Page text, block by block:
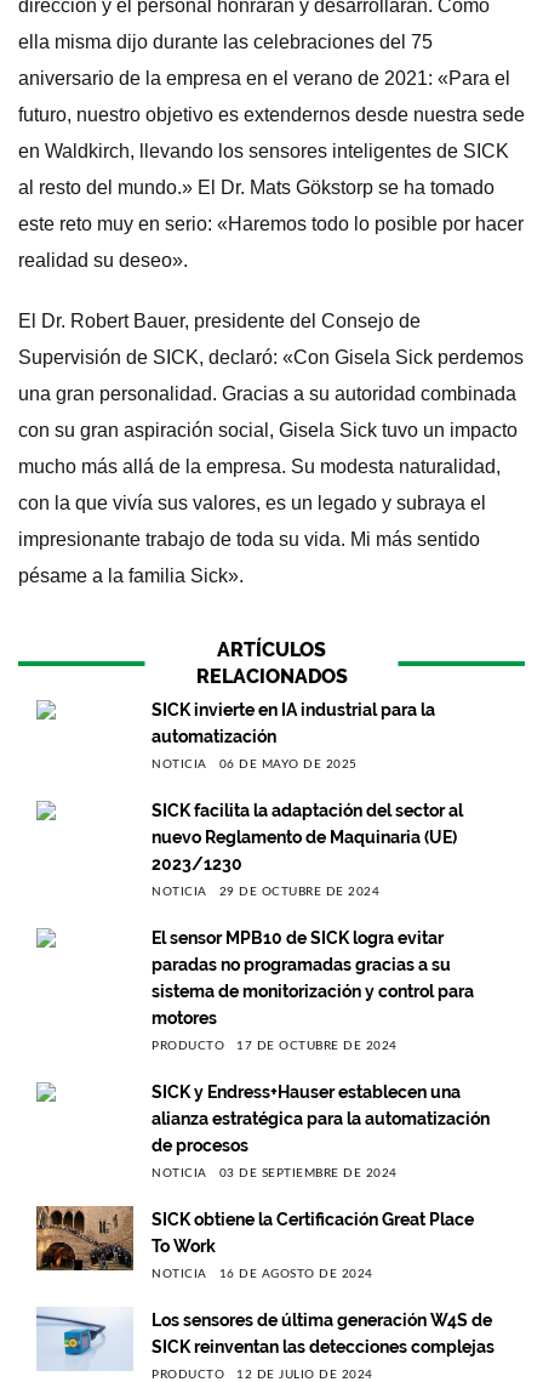
dirección y el personal honrarán y desarrollarán. Como
ella misma dijo durante las celebraciones del 75
aniversario de la empresa en el verano de 2021: «Para el
futuro, nuestro objetivo es extendernos desde nuestra sede
en Waldkirch, llevando los sensores inteligentes de SICK
al resto del mundo.» El Dr. Mats Gökstorp se ha tomado
este reto muy en serio: «Haremos todo lo posible por hacer
realidad su deseo».
El Dr. Robert Bauer, presidente del Consejo de
Supervisión de SICK, declaró: «Con Gisela Sick perdemos
una gran personalidad. Gracias a su autoridad combinada
con su gran aspiración social, Gisela Sick tuvo un impacto
mucho más allá de la empresa. Su modesta naturalidad,
con la que vivía sus valores, es un legado y subraya el
impresionante trabajo de toda su vida. Mi más sentido
pésame a la familia Sick».
ARTÍCULOS
RELACIONADOS
SICK invierte en IA industrial para la
automatización
NOTICIA 06 DE MAYO DE 2025
SICK facilita la adaptación del sector al
nuevo Reglamento de Maquinaria (UE)
2023/1230
NOTICIA 29 DE OCTUBRE DE 2024
El sensor MPB10 de SICK logra evitar
paradas no programadas gracias a su
sistema de monitorización y control para
motores
PRODUCTO 17 DE OCTUBRE DE 2024
SICK y Endress+Hauser establecen una
alianza estratégica para la automatización
de procesos
NOTICIA 03 DE SEPTIEMBRE DE 2024
SICK obtiene la Certificación Great Place
To Work
NOTICIA 16 DE AGOSTO DE 2024
Los sensores de última generación W4S de
SICK reinventan las detecciones complejas
PRODUCTO 12 DE JULIO DE 2024